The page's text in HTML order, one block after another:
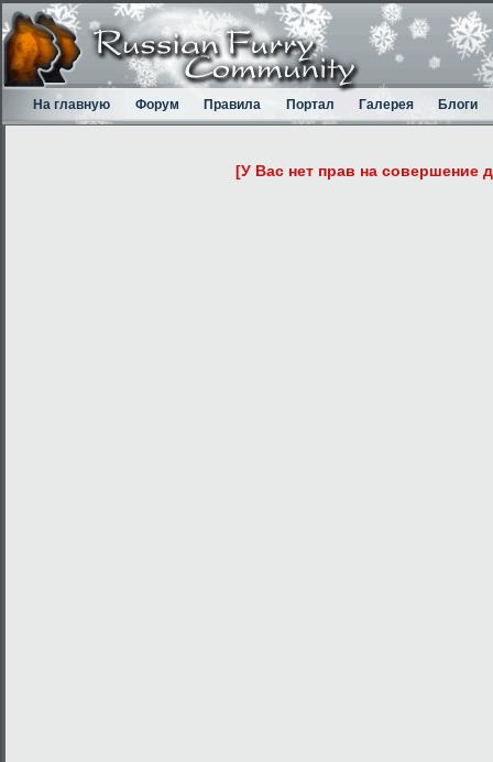
На главную Форум Правила Портал Галерея Блоги
[У Вас нет прав на совершение